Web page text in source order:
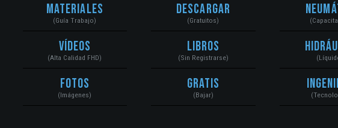
Materiales
(Guía Trabajo)
Vídeos
(Alta Calidad FHD)
Fotos
(Imágenes)
Descargar
(Gratuitos)
Libros
(Sin Registrarse)
Gratis
(Bajar)